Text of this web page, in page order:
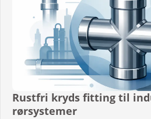
Rustfri kryds fitting til
rørsystemer